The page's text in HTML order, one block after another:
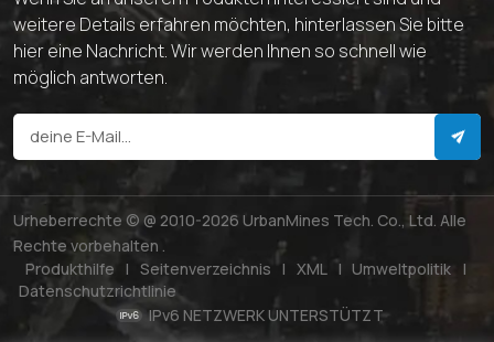
weitere Details erfahren möchten, hinterlassen Sie bitte
hier eine Nachricht. Wir werden Ihnen so schnell wie
möglich antworten.
Urheberrechte © @ 2010-2026 UrbanMines Tech. Co., Ltd. Alle
Rechte vorbehalten .
Produkthilfe | Seitenverzeichnis | XML | Umweltpolitik |
Datenschutzrichtlinie
IPv6 NETZWERK UNTERSTÜTZT